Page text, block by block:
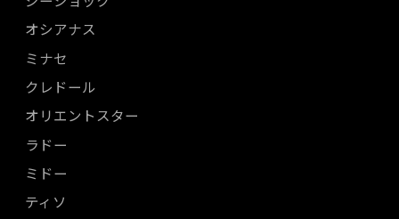
オシアナス
ミナセ
クレドール
オリエントスター
ラドー
ミドー
ティソ